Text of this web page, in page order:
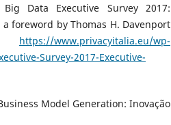
Data Executive Survey 2017:
foreword by Thomas H. Davenport
https://www.privacyitalia.eu/wp-
Survey-2017-Executive-
Model Generation: Inovação